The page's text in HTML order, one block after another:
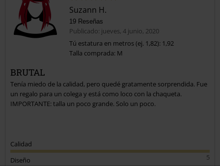
Suzann H.
19 Reseñas
Publicado: jueves, 4 junio, 2020
Tú estatura en metros (ej. 1,82): 1,92
Talla comprada: M
BRUTAL
Tenía miedo de la calidad, pero quedé gratamente sorprendida. Fue
un regalo para un colega y está como loco con la chaqueta.
IMPORTANTE: talla un poco grande. Solo un poco.
Calidad
5
Diseño